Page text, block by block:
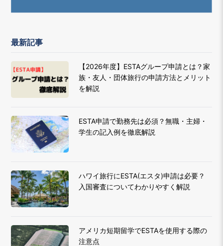
最新記事
【2026年度】ESTAグループ申請とは？家
族・友人・団体旅行の申請方法とメリット
を解説
ESTA申請で勤務先は必須？無職・主婦・
学生の記入例を徹底解説
ハワイ旅行にESTA(エスタ)申請は必要？
入国審査についてわかりやすく解説
アメリカ短期留学でESTAを使用する際の
注意点